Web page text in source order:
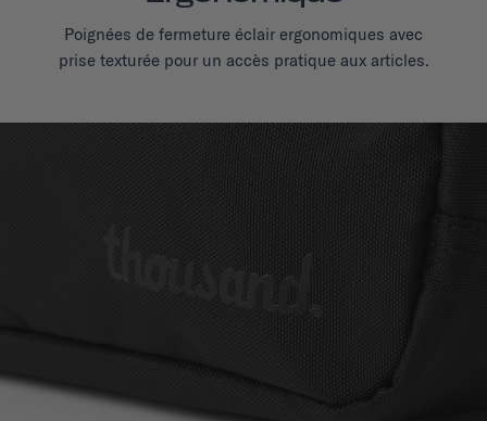
Poignées de fermeture éclair ergonomiques avec
prise texturée pour un accès pratique aux articles.